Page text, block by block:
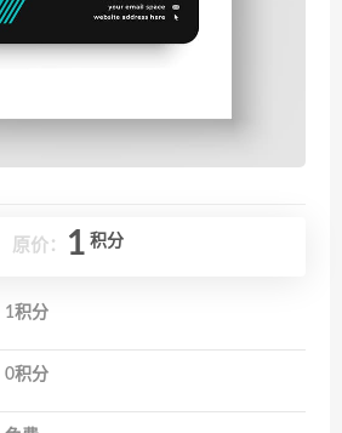
原价： 1 积分
1积分
0积分